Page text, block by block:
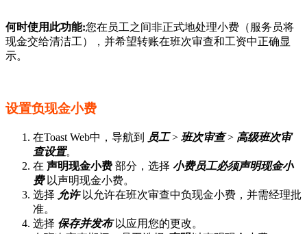
何时使用此功能:您在员工之间非正式地处理小费（服务员将
现金交给清洁工），并希望转账在班次审查和工资中正确显
示。
设置负现金小费
在Toast Web中，导航到 员工> 班次审查> 高级班次审
查设置。
在 声明现金小费 部分，选择 小费员工必须声明现金小
费以声明现金小费。
选择 允许以允许在班次审查中负现金小费，并需经理批
准。
选择 保存并发布以应用您的更改。